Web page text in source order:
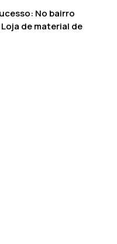
No bairro
de material de